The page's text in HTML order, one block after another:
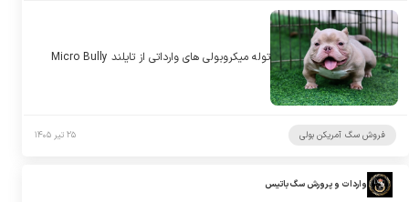
توله میکروبولی های وارداتی از تایلند Micro Bully
فروش سگ آمریکن بولی ۲۵ تیر ۱۴۰۵
واردات و پرورش سگ باتیس